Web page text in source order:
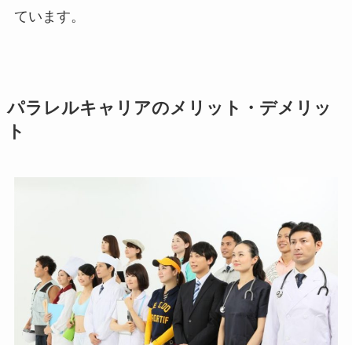
ています。
パラレルキャリアのメリット・デメリッ
ト